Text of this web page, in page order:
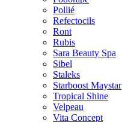
Pollié
Refectocils
Ront
Rubis
Sara Beauty Spa
Sibel
Staleks
Starboost Maystar
Tropical Shine
Velpeau
Vita Concept